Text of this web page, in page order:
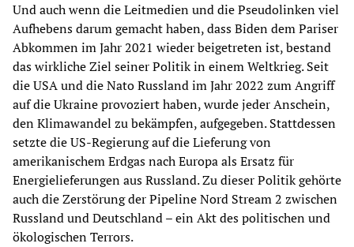
Und auch wenn die Leitmedien und die Pseudolinken viel
Aufhebens darum gemacht haben, dass Biden dem Pariser
Abkommen im Jahr 2021 wieder beigetreten ist, bestand
das wirkliche Ziel seiner Politik in einem Weltkrieg. Seit
die USA und die Nato Russland im Jahr 2022 zum Angriff
auf die Ukraine provoziert haben, wurde jeder Anschein,
den Klimawandel zu bekämpfen, aufgegeben. Stattdessen
setzte die US-Regierung auf die Lieferung von
amerikanischem Erdgas nach Europa als Ersatz für
Energielieferungen aus Russland. Zu dieser Politik gehörte
auch die Zerstörung der Pipeline Nord Stream 2 zwischen
Russland und Deutschland – ein Akt des politischen und
ökologischen Terrors.